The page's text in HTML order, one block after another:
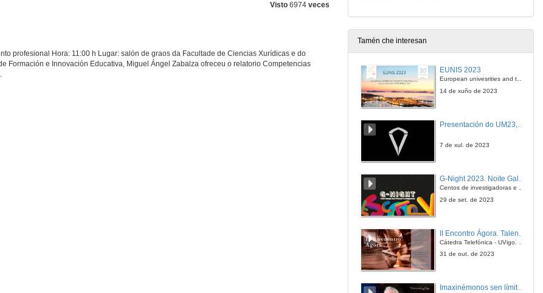
Visto 6974 veces
profesional Hora: 11:00 h Lugar: salón de graos da Facultade de Ciencias Xurídicas e do
Formación e Innovación Educativa, Miguel Ángel Zabalza ofreceu o relatorio Competencias
Tamén che interesan
EUNIS 2023
European univesrities and the digital transformation: challenges and opportunities ahead
14 de xuño de 2023
7 de xul. de 2023
G-Night 2023. Noite Galega das Persoas Investigadoras. Conciencias creativas
Centos de investigadoras e investigadores, decenas de actividades e sete cidades
29 de set. de 2023
Cátedra Telefónica - UVigo. Espazos de innovación
31 de out. de 2023
Imaxinémonos sen límites. Cátedras Telefónica